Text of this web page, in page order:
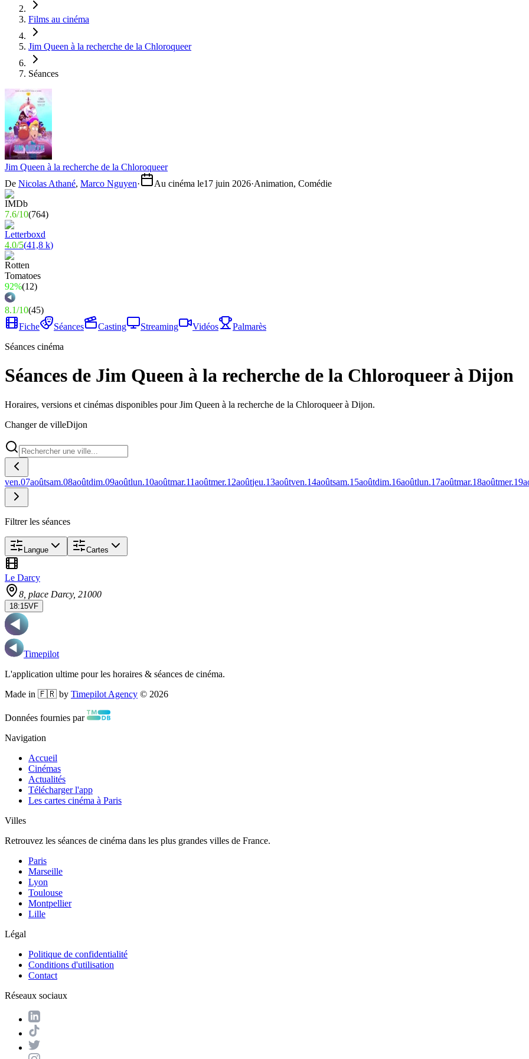
Films au cinéma
Jim Queen à la recherche de la Chloroqueer
Séances
Jim Queen à la recherche de la Chloroqueer
De Nicolas Athané, Marco Nguyen· Au cinéma le17 juin 2026·Animation, Comédie
7.6/10(764)
4.0/5(41,8 k)
92%(12)
8.1/10(45)
Fiche
Séances Casting Streaming Vidéos
Palmarès
Séances cinéma
Séances de Jim Queen à la recherche de la Chloroqueer à Dijon
Horaires, versions et cinémas disponibles pour Jim Queen à la recherche de la Chloroqueer à Dijon.
Changer de villeDijon
ven.07aoûtsam.08aoûtdim.09aoûtlun.10aoûtmar.11aoûtmer.12aoûtjeu.13aoûtven.14aoûtsam.15aoûtdim.16aoûtlun.17aoûtmar.18aoûtmer.19
Filtrer les séances
Langue Cartes
Le Darcy
8, place Darcy, 21000
18:15VF
Timepilot
L'application ultime pour les horaires & séances de cinéma.
Made in 🇫🇷 by Timepilot Agency © 2026
Données fournies par
Navigation
Accueil
Cinémas
Actualités
Télécharger l'app
Les cartes cinéma à Paris
Villes
Retrouvez les séances de cinéma dans les plus grandes villes de France.
Paris
Marseille
Lyon
Toulouse
Montpellier
Lille
Légal
Politique de confidentialité
Conditions d'utilisation
Contact
Réseaux sociaux